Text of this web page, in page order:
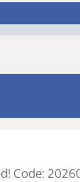
Code: